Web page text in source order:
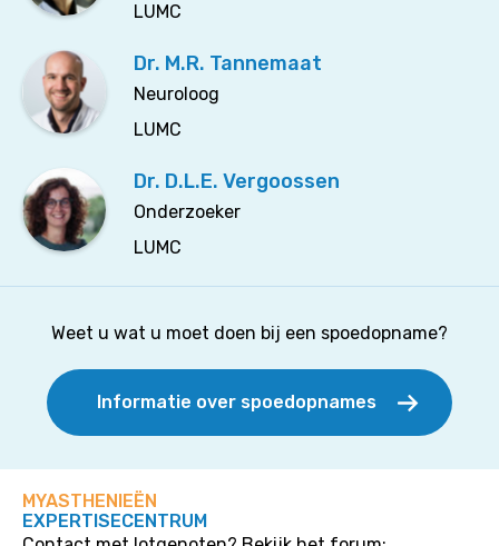
LUMC
Dr. M.R. Tannemaat
Neuroloog
LUMC
Dr. D.L.E. Vergoossen
Onderzoeker
LUMC
Weet u wat u moet doen bij een spoedopname?
Informatie over spoedopnames
MYASTHENIEËN
EXPERTISECENTRUM